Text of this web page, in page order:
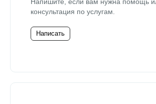
консультация по услугам.
Написать